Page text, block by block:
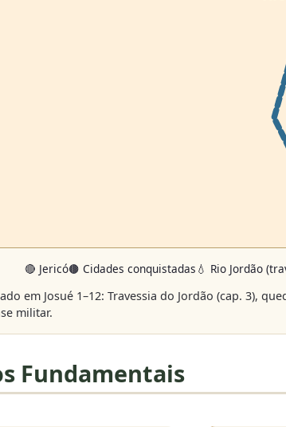
🔴 Jericó🟤 Cidades conquistadas 💧 Rio Jordão
em Josué 1–12: Travessia do Jordão (cap. 3),
militar.
Fundamentais